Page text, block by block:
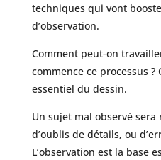
techniques qui vont
d’observation.
Comment peut-on
commence ce processus
essentiel du dessin.
Un sujet mal observé
d’oublis de détails, ou
L’observation est la base